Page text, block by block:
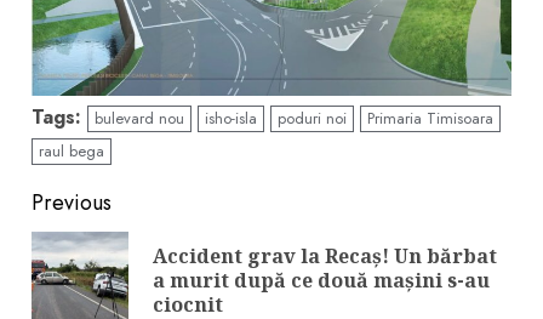
Tags: bulevard nou isho-isla poduri noi
Primaria Timisoara
raul bega
Continue
Reading
Previous
Accident grav la Recaş! Un bărbat
a murit după ce două maşini s-au
ciocnit